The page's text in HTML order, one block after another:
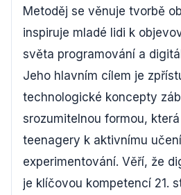
Metoděj se věnuje tvorbě
inspiruje mladé lidi k
světa programování a
Jeho hlavním cílem je
technologické koncepty
srozumitelnou formou,
teenagery k aktivnímu
experimentování. Věří, že
je klíčovou kompetencí 21.